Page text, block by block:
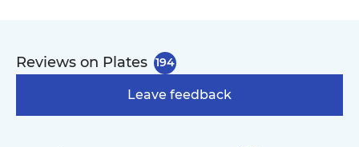
Reviews on Plates 194
Leave feedback